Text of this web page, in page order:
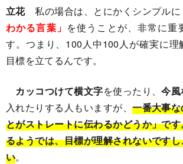
立花私の場合は、とにかくシンプルに
わかる言葉」 を使うことが、非常に重
す。つまり、100人中100人が確実に理
目標を立てるんです。
カッコつけて横文字を使ったり、今
入れたりする人もいますが、一番大事
とがストレートに伝わるかどうか」で
るようでは、目標が理解されないです
い。